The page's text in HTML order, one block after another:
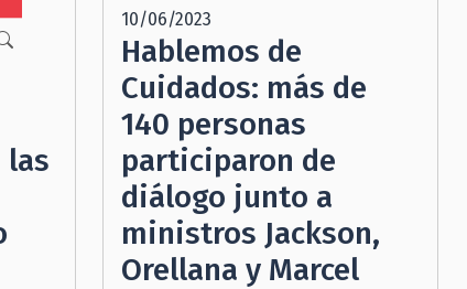
las
10/06/2023
Hablemos de
Cuidados: más de
140 personas
participaron de
diálogo junto a
ministros Jackson,
Orellana y Marcel